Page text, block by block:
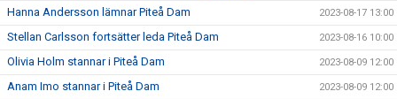
Hanna Andersson lämnar Piteå Dam 2023-08-17 13:00
Stellan Carlsson fortsätter leda Piteå Dam 2023-08-16 10:00
Olivia Holm stannar i Piteå Dam 2023-08-09 12:00
Anam Imo stannar i Piteå Dam 2023-08-09 12:00